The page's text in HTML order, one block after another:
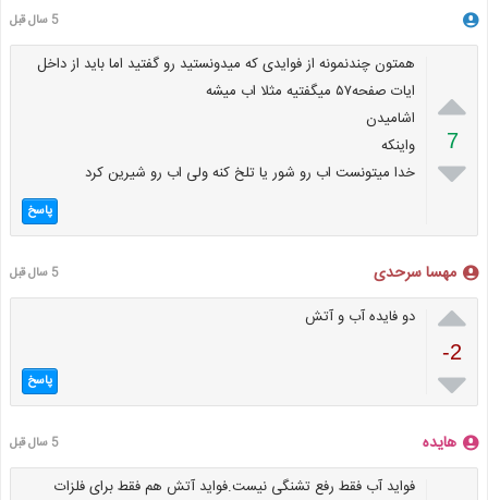
5 سال قبل

7

همتون چندنمونه از فوایدی که میدونستید رو گفتید اما باید از داخل
ایات صفحه۵۷ میگفتیه مثلا اب میشه
اشامیدن
واینکه
خدا میتونست اب رو شور یا تلخ کنه ولی اب رو شیرین کرد
پاسخ
مهسا سرحدی 5 سال قبل

-2

دو فایده آب و آتش
پاسخ
هایده 5 سال قبل
فواید آب فقط رفع تشنگی نیست.فواید آتش هم فقط برای فلزات